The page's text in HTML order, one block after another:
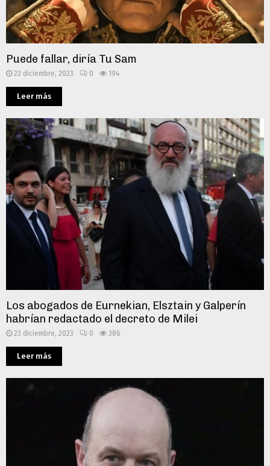
Puede fallar, diría Tu Sam
23 diciembre, 2023 0 194
Leer más
Los abogados de Eurnekian, Elsztain y Galperín
habrían redactado el decreto de Milei
23 diciembre, 2023 0 386
Leer más